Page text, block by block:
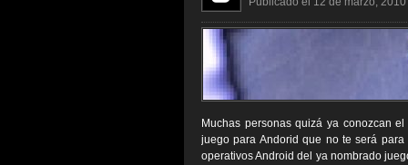
Muchas personas quizá ya conozcan
juego para Andorid que no te será
operativos Android del ya nombrado